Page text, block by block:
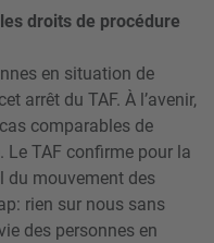
droits de procédure
en situation de
arrêt du TAF. À l’avenir,
comparables de
Le TAF confirme pour la
du mouvement des
rien sur nous sans
des personnes en